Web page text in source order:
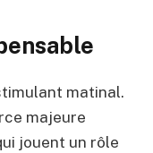
matinal.
majeure
jouent un rôle